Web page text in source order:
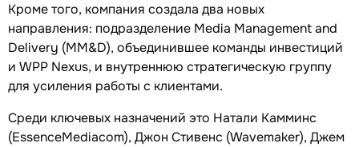
Кроме того, компания создала два новых
направления: подразделение Media Management and
Delivery (MM&D), объединившее команды инвестиций
и WPP Nexus, и внутреннюю стратегическую группу
для усиления работы с клиентами.
Среди ключевых назначений это Натали Камминс
(EssenceMediacom), Джон Стивенс (Wavemaker), Джем